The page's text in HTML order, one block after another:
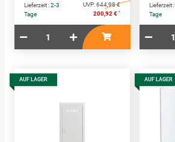
Lieferzeit :2-3
Tage
UVP:644,98 €
200,92 € *
Lieferzeit :
Tage
AUF LAGER AUF LAGER